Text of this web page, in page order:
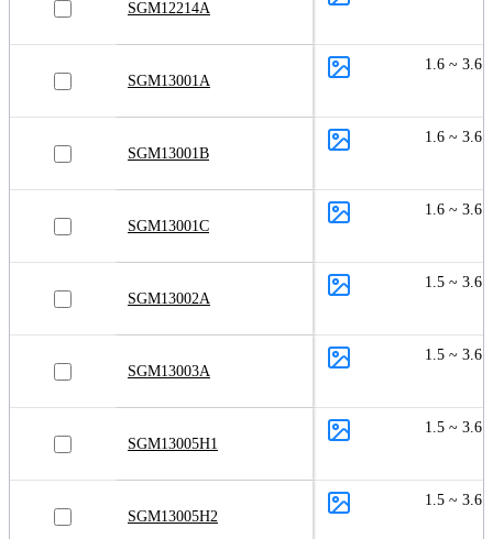
SGM12214A
SGM13001A
1.6 ~ 3.6
SGM13001B
1.6 ~ 3.6
SGM13001C
1.6 ~ 3.6
SGM13002A
1.5 ~ 3.6
SGM13003A
1.5 ~ 3.6
SGM13005H1
1.5 ~ 3.6
SGM13005H2
1.5 ~ 3.6